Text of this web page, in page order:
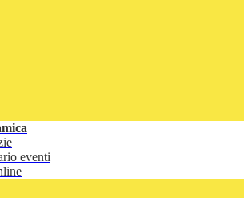
eventi